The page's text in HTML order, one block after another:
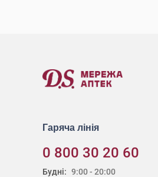
Гаряча лінія
0 800 30 20 60
Будні: 9:00 - 20:00